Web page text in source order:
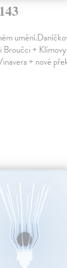
Broučci +
+ nové